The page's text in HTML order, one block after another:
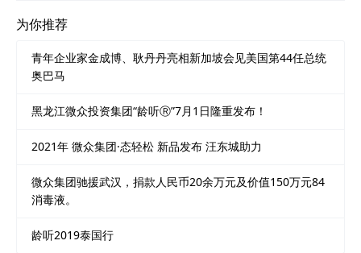
为你推荐
青年企业家金成博、耿丹丹亮相新加坡会见美国第44任总统
奥巴马
黑龙江微众投资集团“龄听Ⓡ”7月1日隆重发布！
2021年 微众集团·态轻松 新品发布 汪东城助力
微众集团驰援武汉，捐款人民币20余万元及价值150万元84
消毒液。
龄听2019泰国行